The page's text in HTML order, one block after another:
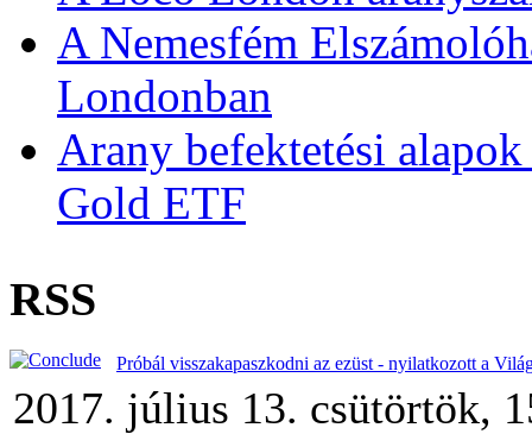
A Nemesfém
Londonban
Arany befektetési
Gold ETF
RSS
Próbál visszakapaszkodni az ezüst - nyilatkozott a
2017. július 13. csütörtök,